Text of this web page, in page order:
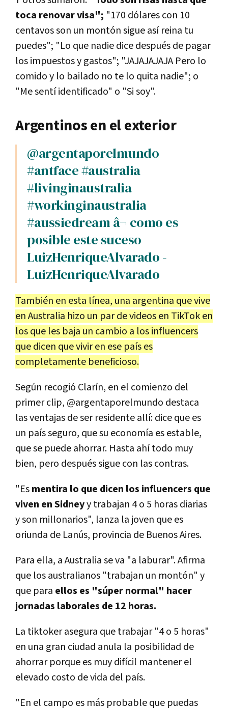
toca renovar visa"; "170 dólares con 10
centavos son un montón sigue así reina tu
puedes"; "Lo que nadie dice después de pagar
los impuestos y gastos"; "JAJAJAJAJA Pero lo
comido y lo bailado no te lo quita nadie"; o
"Me sentí identificado" o "Si soy".
Argentinos en el exterior
@argentaporelmundo
#antface#australia
#livinginaustralia
#workinginaustralia
#aussiedreamâ¬ como es
posible este suceso
LuizHenriqueAlvarado -
LuizHenriqueAlvarado
También en esta línea, una argentina que vive
en Australia hizo un par de videos en TikTok en
los que les baja un cambio a los influencers
que dicen que vivir en ese país es
completamente beneficioso.
Según recogió Clarín, en el comienzo del
primer clip, @argentaporelmundo destaca
las ventajas de ser residente allí: dice que es
un país seguro, que su economía es estable,
que se puede ahorrar. Hasta ahí todo muy
bien, pero después sigue con las contras.
"Esmentira lo que dicen los influencers que
viven en Sidneyy trabajan 4 o 5 horas diarias
y son millonarios", lanza la joven que es
oriunda de Lanús, provincia de Buenos Aires.
Para ella, a Australia se va "a laburar". Afirma
que los australianos "trabajan un montón" y
que para ellos es "súper normal" hacer
jornadas laborales de 12 horas.
La tiktoker asegura que trabajar "4 o 5 horas"
en una gran ciudad anula la posibilidad de
ahorrar porque es muy difícil mantener el
elevado costo de vida del país.
"En el campo es más probable que puedas